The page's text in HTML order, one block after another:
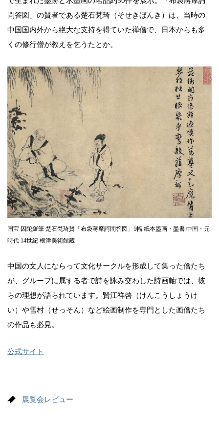
問答図」の賛者である楚石梵琦（そせきぼんき）は、当時の
中国国内外から絶大な支持を得ていた禅僧で、日本からも多
くの修行僧が教えを乞うたとか。
国宝 因陀羅筆 楚石梵琦賛「布袋蔣摩訶問答図」1幅 紙本墨画・墨書 中国・元
時代 14世紀 根津美術館蔵
中国の文人にならって文化サークルを形成して集った僧たち
が、グループに属する者で詩を詠み交わした詩画軸では、彼
らの理想が語られています。賢江祥啓（けんこうしょうけ
い）や雪村（せっそん）など絵画制作を専門とした画僧たち
の作品も必見。
公式サイト
展覧会レビュー